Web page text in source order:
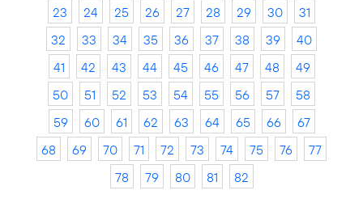
23
24 25 26 27 28 29 30
31
32
33 34 35 36 37 38 39
40
41
42 43 44 45 46 47 48
49
50
51 52 53 54 55 56 57
58
59
60 61 62 63 64 65 66
67
68
69 70 71 72 73 74 75 76
77
78
79 80 81 82